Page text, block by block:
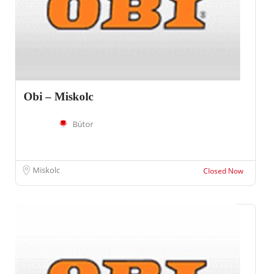
Obi – Miskolc
Bútor
Miskolc Closed Now